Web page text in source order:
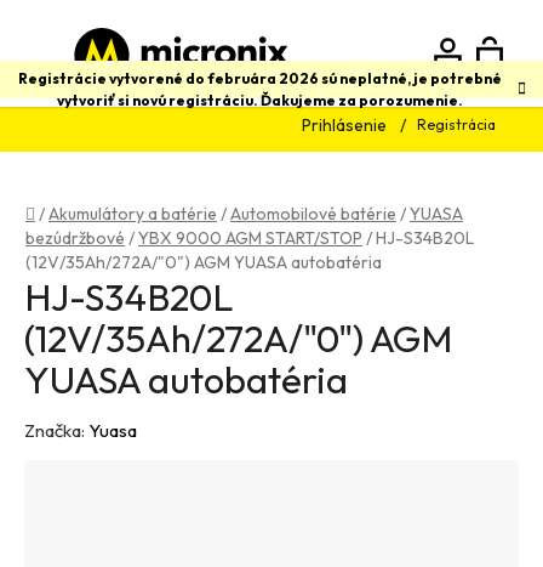
obsah
Registrácie vytvorené do februára 2026 sú neplatné, je potrebné
vytvoriť si novú registráciu. Ďakujeme za porozumenie.
Prihlásenie Registrácia
Hľadať
Domov
/Akumulátory a batérie /Automobilové batérie /YUASA
bezúdržbové /YBX 9000 AGM START/STOP /HJ-S34B20L
(12V/35Ah/272A/"0") AGM YUASA autobatéria
HJ-S34B20L
(12V/35Ah/272A/"0") AGM
YUASA autobatéria
Značka: Yuasa